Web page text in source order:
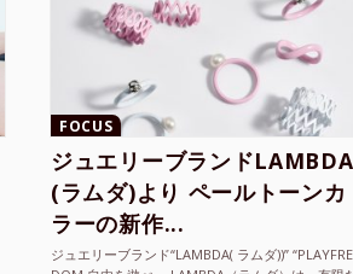
ジュエリーブランドLAMBDA
(ラムダ)より ペールトーンカ
ラーの新作...
ジュエリーブランド“LAMBDA( ラムダ))” “PLAYFREE
DOM 自由を遊べ。 LAMBDA（ラムダ）は、有限な
資源を無限のクリエイティブで追究し、 性別や年齢
の枠を超えボーダレスなジュエリ...
2025.4.7 ヒラバヤシ